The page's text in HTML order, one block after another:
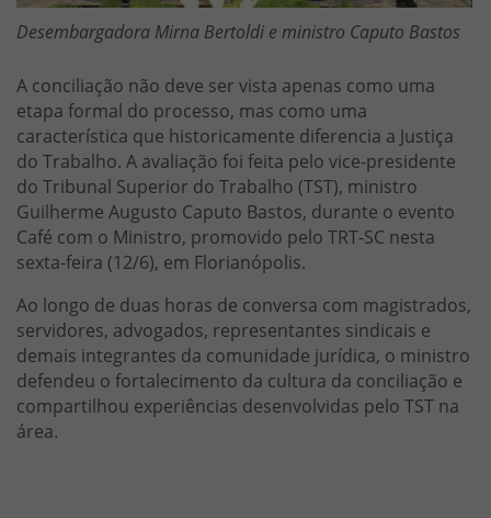
Desembargadora Mirna Bertoldi e ministro Caputo Bastos
A conciliação não deve ser vista apenas como uma
etapa formal do processo, mas como uma
característica que historicamente diferencia a Justiça
do Trabalho. A avaliação foi feita pelo vice-presidente
do Tribunal Superior do Trabalho (TST), ministro
Guilherme Augusto Caputo Bastos, durante o evento
Café com o Ministro, promovido pelo TRT-SC nesta
sexta-feira (12/6), em Florianópolis.
Ao longo de duas horas de conversa com magistrados,
servidores, advogados, representantes sindicais e
demais integrantes da comunidade jurídica, o ministro
defendeu o fortalecimento da cultura da conciliação e
compartilhou experiências desenvolvidas pelo TST na
área.